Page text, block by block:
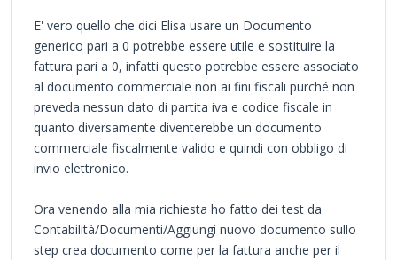
E' vero quello che dici Elisa usare un Documento
generico pari a 0 potrebbe essere utile e sostituire la
fattura pari a 0, infatti questo potrebbe essere associato
al documento commerciale non ai fini fiscali purché non
preveda nessun dato di partita iva e codice fiscale in
quanto diversamente diventerebbe un documento
commerciale fiscalmente valido e quindi con obbligo di
invio elettronico.
Ora venendo alla mia richiesta ho fatto dei test da
Contabilità/Documenti/Aggiungi nuovo documento sullo
step crea documento come per la fattura anche per il